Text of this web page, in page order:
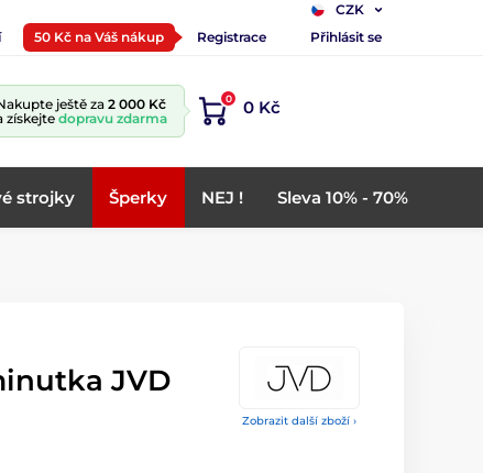
CZK
50 Kč na Váš nákup Registrace Přihlásit se
ještě za 2 000 Kč
získejtedopravu zdarma
0 0 Kč
strojky Šperky NEJ ! Sleva 10% - 70%
Zobrazit další zboží ›
JVD